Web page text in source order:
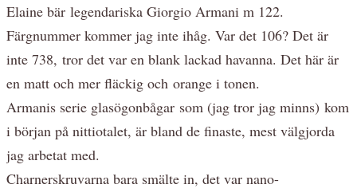
Elaine bär legendariska Giorgio Armani m 122.
Färgnummer kommer jag inte ihåg. Var det 106? Det är
inte 738, tror det var en blank lackad havanna. Det här är
en matt och mer fläckig och orange i tonen.
Armanis serie glasögonbågar som (jag tror jag minns) kom
i början på nittiotalet, är bland de finaste, mest välgjorda
jag arbetat med.
Charnerskruvarna bara smälte in, det var nano-